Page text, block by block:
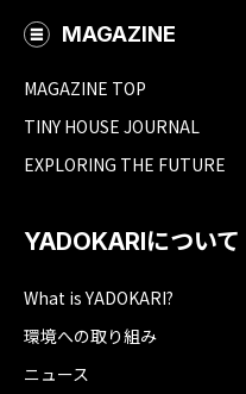
MAGAZINE
MAGAZINE TOP
TINY HOUSE JOURNAL
EXPLORING THE FUTURE
YADOKARIについて
What is YADOKARI?
環境への取り組み
ニュース